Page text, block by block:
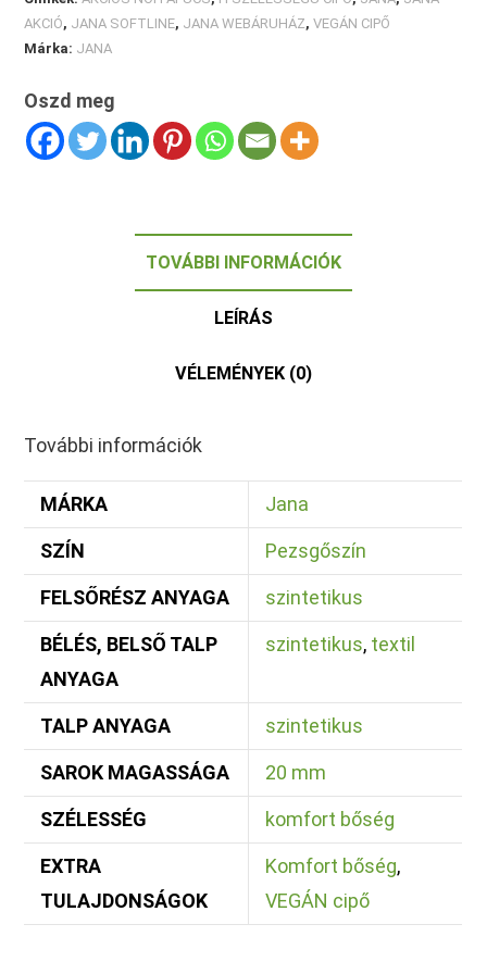
AKCIÓ, JANA SOFTLINE, JANA WEBÁRUHÁZ,VEGÁN CIPŐ
Márka: JANA
Oszd meg
TOVÁBBI INFORMÁCIÓK
LEÍRÁS
VÉLEMÉNYEK (0)
További információk
MÁRKA Jana
SZÍN Pezsgőszín
FELSŐRÉSZ ANYAGA szintetikus
BÉLÉS, BELSŐ TALP
ANYAGA
szintetikus, textil
TALP ANYAGA szintetikus
SAROK MAGASSÁGA 20 mm
SZÉLESSÉG komfort bőség
EXTRA
TULAJDONSÁGOK
Komfort bőség,
VEGÁN cipő